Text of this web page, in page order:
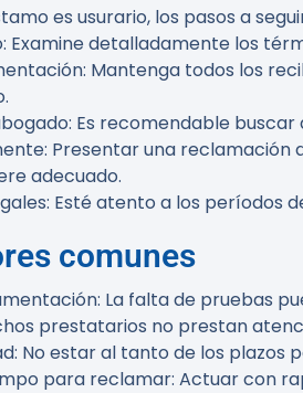
es usurario, los pasos a
: Examine detalladamente los
: Mantenga todos los
: Es recomendable
: Presentar una reclamación
adecuado.
: Esté atento a los períodos
comunes
: La falta de pruebas
prestatarios no prestan
: No estar al tanto de los plazos
para reclamar: Actuar con